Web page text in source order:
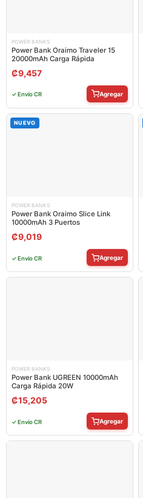
POWER BANKS
Power Bank Oraimo Traveler 15
20000mAh Carga Rápida
₡9,457
✓ Envío CR Agregar
NUEVO
POWER BANKS
Power Bank Oraimo Slice Link
10000mAh 3 Puertos
₡9,019
✓ Envío CR Agregar
POWER BANKS
Power Bank UGREEN 10000mAh
Carga Rápida 20W
₡15,205
✓ Envío CR Agregar